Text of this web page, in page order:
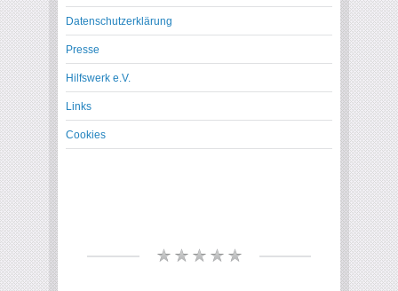
Datenschutzerklärung
Presse
Hilfswerk e.V.
Links
Cookies